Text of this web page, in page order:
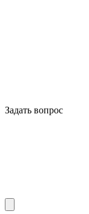
Задать вопрос